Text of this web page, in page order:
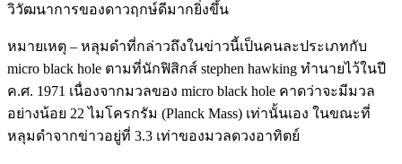
วิวัฒนาการของดาวฤกษ์ดีมากยิ่งขึ้น
หมายเหตุ – หลุมดำที่กล่าวถึงในข่าวนี้เป็นคนละประเภทกับ
micro black hole ตามที่นักฟิสิกส์ stephen hawking ทำนายไว้ในปี
ค.ศ. 1971 เนื่องจากมวลของ micro black hole คาดว่าจะมีมวล
อย่างน้อย 22 ไมโครกรัม (Planck Mass) เท่านั้นเอง ในขณะที่
หลุมดำจากข่าวอยู่ที่ 3.3 เท่าของมวลดวงอาทิตย์